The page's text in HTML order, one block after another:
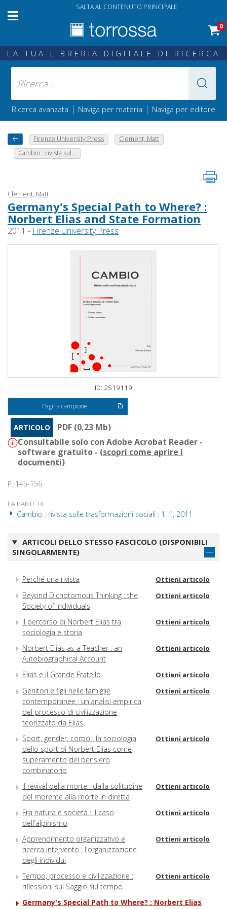
SALTA AL CONTENUTO PRINCIPALE
0
LA TUA LIBRERIA DIGITALE DI RICERCA
Ricerca avanzata | Naviga per materia | Naviga per editore
Firenze University Press
Clement, Matt
Cambio : rivista sul...
Clement, Matt
Germany's Special Path to Where? :
Norbert Elias and State Formation
2011 - Firenze University Press
ID: 2519119
Pagina campione
ARTICOLO
PDF (0,23 Mb)
Consultabile solo con Adobe Acrobat Reader -
software gratuito - (scopri come aprire i
documenti)
P. 145-156
FA PARTE DI
Cambio : rivista sulle trasformazioni sociali : 1, 1, 2011
ARTICOLI DELLO STESSO FASCICOLO (DISPONIBILI
SINGOLARMENTE)
Perché una rivista Ottieni articolo
Beyond Dichotomous Thinking : the
Society of Individuals
Ottieni articolo
Il percorso di Norbert Elias tra
sociologia e storia
Ottieni articolo
Norbert Elias as a Teacher : an
Autobiographical Account
Ottieni articolo
Elias e il Grande Fratello Ottieni articolo
Genitori e figli nelle famiglie
contemporanee : un'analisi empirica
del processo di civilizzazione
teorizzato da Elias
Ottieni articolo
Sport, gender, corpo : la sociologia
dello sport di Norbert Elias come
superamento del pensiero
combinatorio
Ottieni articolo
Il revival della morte : dalla solitudine
del morente alla morte in diretta
Ottieni articolo
Fra natura e società : il caso
dell'alpinismo
Ottieni articolo
Apprendimento organizzativo e
ricerca intervento : l'organizzazione
degli individui
Ottieni articolo
Tempo, processo e civilizzazione :
riflessioni sul Saggio sul tempo
Ottieni articolo
Germany's Special Path to Where? : Norbert Elias